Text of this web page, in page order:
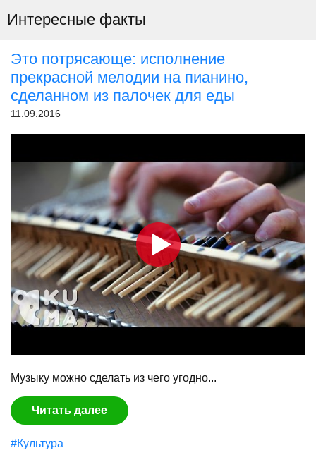
Интересные факты
Это потрясающе: исполнение
прекрасной мелодии на пианино,
сделанном из палочек для еды
11.09.2016
Музыку можно сделать из чего угодно...
Читать далее
#Культура